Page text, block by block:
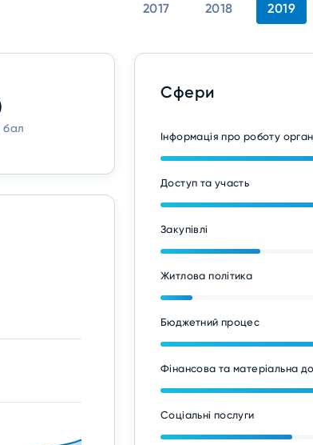
2017 2018 2019
бал
Сфери
Інформація про роботу
Доступ та участь
Закупівлі
Житлова політика
Бюджетний процес
Фінансова та матеріальна
Соціальні послуги